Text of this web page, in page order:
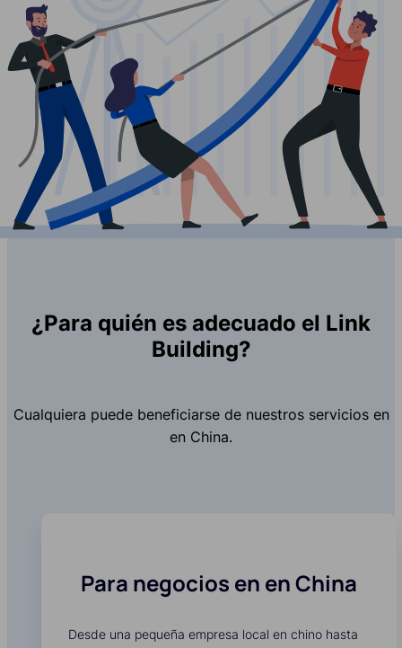
¿Para quién es adecuado el Link
Building?
Cualquiera puede beneficiarse de nuestros servicios en
en China.
Para negocios en en China
Desde una pequeña empresa local en chino hasta